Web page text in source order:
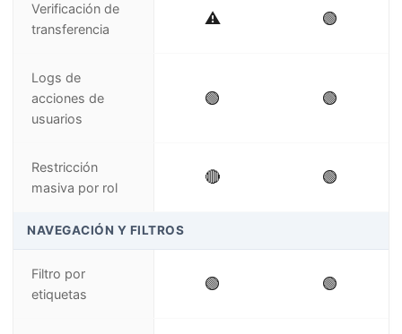
Verificación de
transferencia
⚠️ 🟢
Logs de
acciones de
usuarios
🟢 🟢
Restricción
masiva por rol
🔴 🟢
NAVEGACIÓN Y FILTROS
Filtro por
etiquetas
🟢 🟢